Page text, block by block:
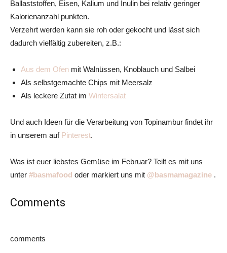
Ballaststoffen, Eisen, Kalium und Inulin bei relativ geringer
Kalorienanzahl punkten.
Verzehrt werden kann sie roh oder gekocht und lässt sich
dadurch vielfältig zubereiten, z.B.:
Aus dem Ofen mit Walnüssen, Knoblauch und Salbei
Als selbstgemachte Chips mit Meersalz
Als leckere Zutat im Wintersalat
Und auch Ideen für die Verarbeitung von Topinambur findet ihr
in unserem auf Pinterest.
Was ist euer liebstes Gemüse im Februar? Teilt es mit uns
unter #basmafood oder markiert uns mit @basmamagazine .
Comments
comments